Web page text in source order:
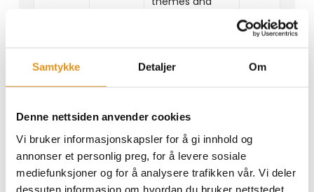
Samtykke Detaljer Om
Denne nettsiden anvender cookies
Vi bruker informasjonskapsler for å gi innhold og
annonser et personlig preg, for å levere sosiale
mediefunksjoner og for å analysere trafikken vår. Vi deler
dessuten informasjon om hvordan du bruker nettstedet
Statistikk (3)
Statistikk-cookies hjelper eiere til å forstå
hvordan besøkende kommuniserer med